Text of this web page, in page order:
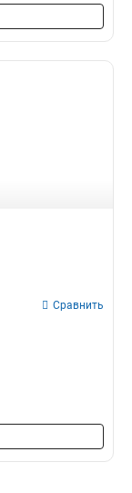
Сравнить